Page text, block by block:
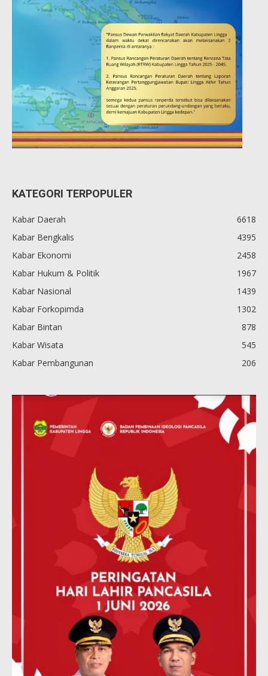
KATEGORI TERPOPULER
Kabar Daerah
6618
Kabar Bengkalis
4395
Kabar Ekonomi
2458
Kabar Hukum & Politik
1967
Kabar Nasional
1439
Kabar Forkopimda
1302
Kabar Bintan
878
Kabar Wisata
545
Kabar Pembangunan
206